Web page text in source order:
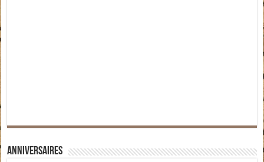
Anniversaires